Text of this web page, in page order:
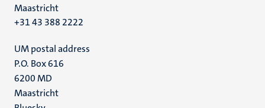
Maastricht
+31 43 388 2222
UM postal address
P.O. Box 616
6200 MD
Maastricht